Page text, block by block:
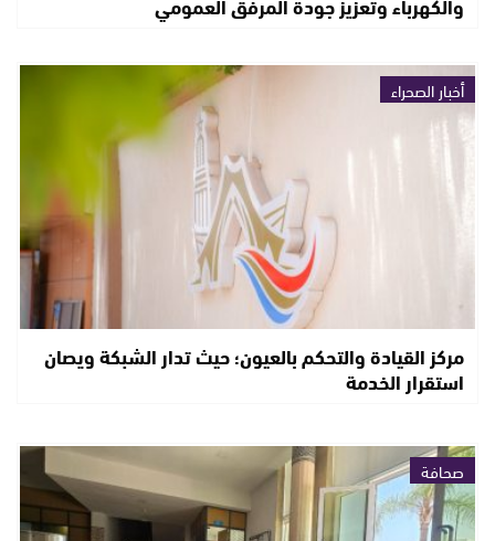
أخبار الصحراء
مركز القيادة والتحكم بالعيون؛ حيث تدار الشبكة ويصان
استقرار الخدمة
صحافة